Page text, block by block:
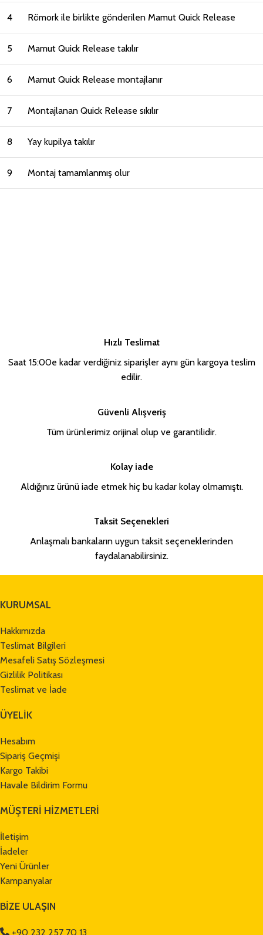
4 Römork ile birlikte gönderilen Mamut Quick Release
5 Mamut Quick Release takılır
6 Mamut Quick Release montajlanır
7 Montajlanan Quick Release sıkılır
8 Yay kupilya takılır
9 Montaj tamamlanmış olur
Hızlı Teslimat
Saat 15:00e kadar verdiğiniz siparişler aynı gün kargoya teslim
edilir.
Güvenli Alışveriş
Tüm ürünlerimiz orijinal olup ve garantilidir.
Kolay iade
Aldığınız ürünü iade etmek hiç bu kadar kolay olmamıştı.
Taksit Seçenekleri
Anlaşmalı bankaların uygun taksit seçeneklerinden
faydalanabilirsiniz.
KURUMSAL
Hakkımızda
Teslimat Bilgileri
Mesafeli Satış Sözleşmesi
Gizlilik Politikası
Teslimat ve İade
ÜYELİK
Hesabım
Sipariş Geçmişi
Kargo Takibi
Havale Bildirim Formu
MÜŞTERİ HİZMETLERİ
İletişim
İadeler
Yeni Ürünler
Kampanyalar
BİZE ULAŞIN
+90 232 257 70 13